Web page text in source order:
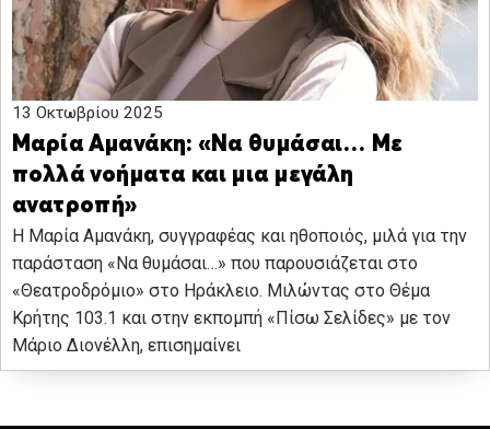
13 Οκτωβρίου 2025
Μαρία Αμανάκη: «Να θυμάσαι… Με
πολλά νοήματα και μια μεγάλη
ανατροπή»
Η Μαρία Αμανάκη, συγγραφέας και ηθοποιός, μιλά για την
παράσταση «Να θυμάσαι…» που παρουσιάζεται στο
«Θεατροδρόμιο» στο Ηράκλειο. Μιλώντας στο Θέμα
Κρήτης 103.1 και στην εκπομπή «Πίσω Σελίδες» με τον
Μάριο Διονέλλη, επισημαίνει